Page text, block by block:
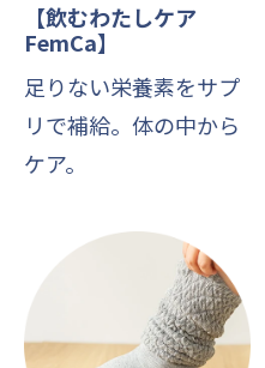
【飲むわたしケア
FemCa】
足りない栄養素をサプ
リで補給。体の中から
ケア。